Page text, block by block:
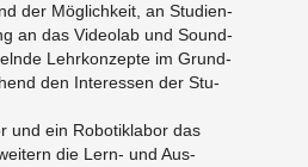
der Mög­lich­keit, an Stu­di­en­
an das Vi­deolab und Sound­
Lehr­kon­zep­te im Grund-
den In­ter­es­sen der Stu­
und ein Ro­bo­tik­la­bor das
die Lern- und Aus­